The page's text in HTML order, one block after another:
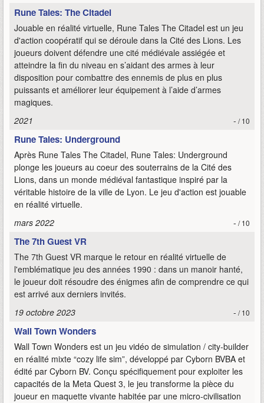
Rune Tales: The Citadel
Jouable en réalité virtuelle, Rune Tales The Citadel est un jeu
d'action coopératif qui se déroule dans la Cité des Lions. Les
joueurs doivent défendre une cité médiévale assiégée et
atteindre la fin du niveau en s’aidant des armes à leur
disposition pour combattre des ennemis de plus en plus
puissants et améliorer leur équipement à l’aide d’armes
magiques.
2021
- / 10
Rune Tales: Underground
Après Rune Tales The Citadel, Rune Tales: Underground
plonge les joueurs au coeur des souterrains de la Cité des
Lions, dans un monde médiéval fantastique inspiré par la
véritable histoire de la ville de Lyon. Le jeu d'action est jouable
en réalité virtuelle.
mars 2022
- / 10
The 7th Guest VR
The 7th Guest VR marque le retour en réalité virtuelle de
l'emblématique jeu des années 1990 : dans un manoir hanté,
le joueur doit résoudre des énigmes afin de comprendre ce qui
est arrivé aux derniers invités.
19 octobre 2023
- / 10
Wall Town Wonders
Wall Town Wonders est un jeu vidéo de simulation / city-builder
en réalité mixte “cozy life sim”, développé par Cyborn BVBA et
édité par Cyborn BV. Conçu spécifiquement pour exploiter les
capacités de la Meta Quest 3, le jeu transforme la pièce du
joueur en maquette vivante habitée par une micro‑civilisation